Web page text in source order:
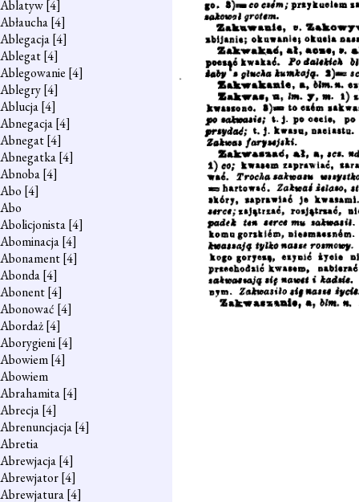
Ablatyw[4]
Abłaucha[4]
Ablegacja[4]
Ablegat[4]
Ablegowanie [4]
Ablegry[4]
Ablucja[4]
Abnegacja[4]
Abnegat[4]
Abnegatka[4]
Abnoba[4]
Abo [4]
Abo
Abolicjonista[4]
Abominacja[4]
Abonament[4]
Abonda[4]
Abonent[4]
Abonować [4]
Abordaż[4]
Aborygieni[4]
Abowiem[4]
Abowiem
Abrahamita[4]
Abrecja[4]
Abrenuncjacja[4]
Abretia
Abrewjacja[4]
Abrewjator[4]
Abrewjatura[4]